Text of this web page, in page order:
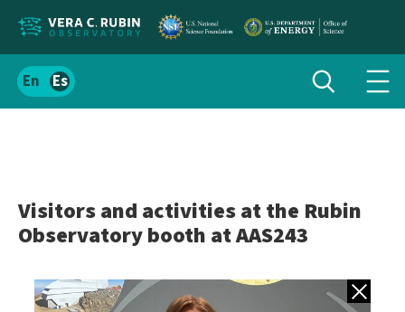
Localizar
el
Español
Alternar
búsqueda
Visitors and activities at the Rubin
Observatory booth at AAS243
Volver a